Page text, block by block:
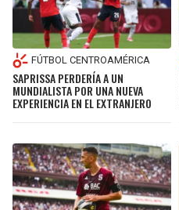
FÚTBOL CENTROAMÉRICA
SAPRISSA PERDERÍA A UN
MUNDIALISTA POR UNA NUEVA
EXPERIENCIA EN EL EXTRANJERO